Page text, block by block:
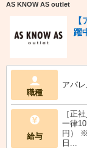
AS KNOW AS outlet
躍
職種
アパ
給与
［正
一律
円）
日...